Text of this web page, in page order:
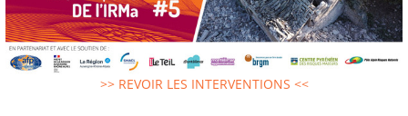
>> REVOIR LES INTERVENTIONS <<